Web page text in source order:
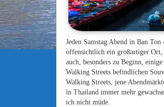
Jeden Samstag Abend in Ban
offensichtlich ein großartiger Ort,
auch, besonders zu Beginn,
Walking Streets befindlichen
Walking Streets, jene
in Thailand immer mehr
ich nicht müde.